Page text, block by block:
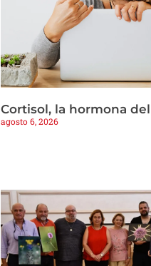
Cortisol, la hormona
agosto 6, 2026